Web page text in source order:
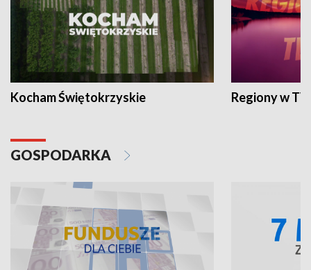
Kocham Świętokrzyskie Regiony w
GOSPODARKA